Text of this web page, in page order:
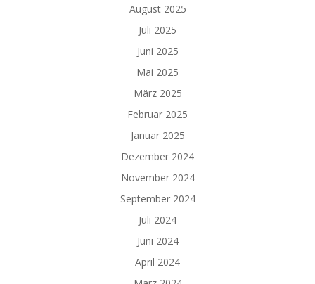
August 2025
Juli 2025
Juni 2025
Mai 2025
März 2025
Februar 2025
Januar 2025
Dezember 2024
November 2024
September 2024
Juli 2024
Juni 2024
April 2024